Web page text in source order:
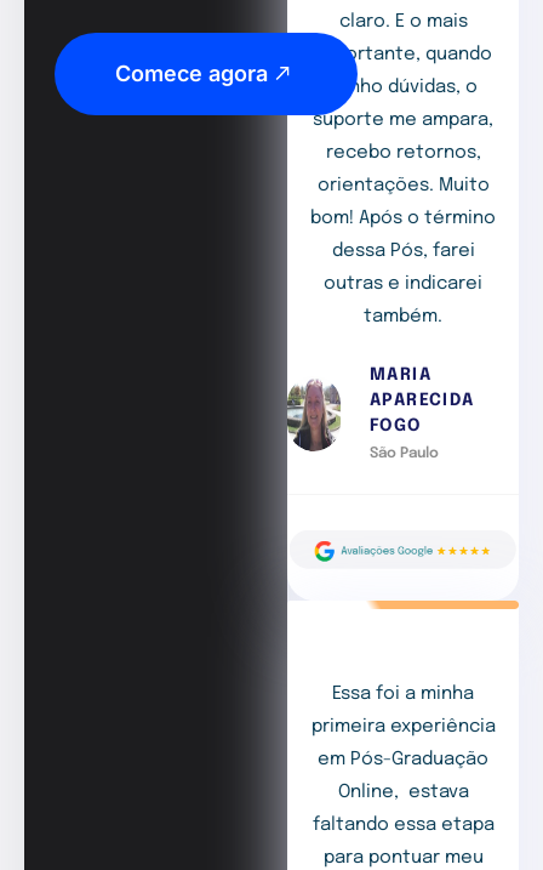
Comece agora
claro. E o mais
importante, quando
tenho dúvidas, o
suporte me ampara,
recebo retornos,
orientações. Muito
bom! Após o término
dessa Pós, farei
outras e indicarei
também.
MARIA
APARECIDA
FOGO
São Paulo
Essa foi a minha
primeira experiência
em Pós-Graduação
Online, estava
faltando essa etapa
para pontuar meu